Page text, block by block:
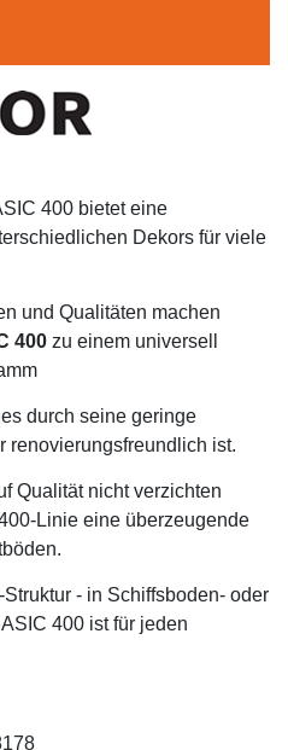
400 bietet eine
Dekors für viele
und Qualitäten machen
400 zu einem universell
durch seine geringe
renovierungsfreundlich ist.
Qualität nicht verzichten
Linie eine überzeugende
- in Schiffsboden- oder
400 ist für jeden